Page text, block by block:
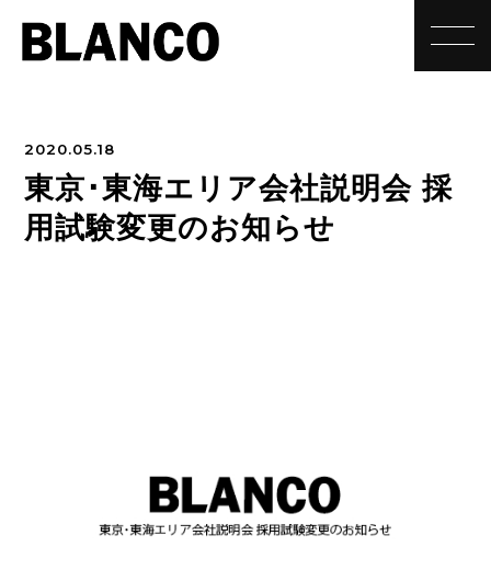
2020.05.18
東京･東海エリア会社説明会 採
用試験変更のお知らせ